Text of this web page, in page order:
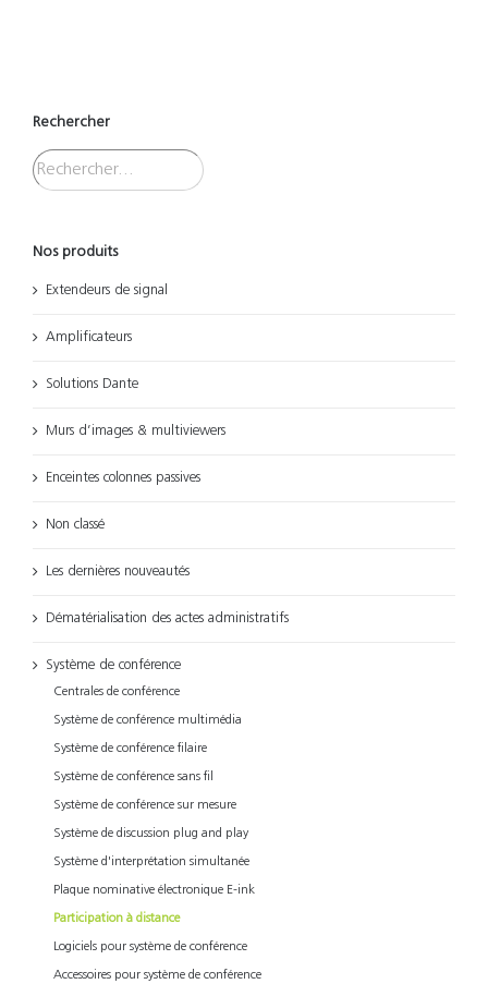
Rechercher
Nos produits
Extendeurs de signal
Amplificateurs
Solutions Dante
Murs d’images & multiviewers
Enceintes colonnes passives
Non classé
Les dernières nouveautés
Dématérialisation des actes administratifs
Système de conférence
Centrales de conférence
Système de conférence multimédia
Système de conférence filaire
Système de conférence sans fil
Système de conférence sur mesure
Système de discussion plug and play
Système d'interprétation simultanée
Plaque nominative électronique E-ink
Participation à distance
Logiciels pour système de conférence
Accessoires pour système de conférence